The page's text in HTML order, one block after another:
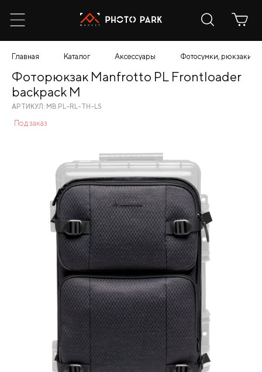
Главная Каталог Аксессуары Фотосумки, рюкзаки,
Фоторюкзак Manfrotto PL Frontloader
backpack M
АРТИКУЛ: MB PL-RL-TH-LS
Под заказ